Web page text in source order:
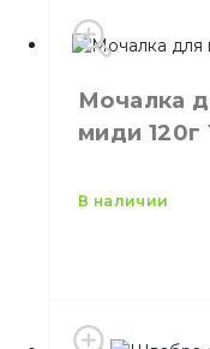
Размер
Тип
Мочалка
миди 120г
в наличии